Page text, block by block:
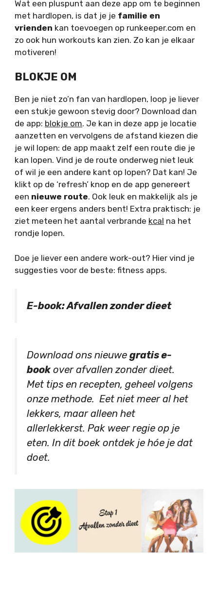
Wat een pluspunt aan deze app om te beginnen
met hardlopen, is dat je je familie en
vrienden kan toevoegen op runkeeper.com en
zo ook hun workouts kan zien. Zo kan je elkaar
motiveren!
BLOKJE OM
Ben je niet zo’n fan van hardlopen, loop je liever
een stukje gewoon stevig door? Download dan
de app: blokje om. Je kan in deze app je locatie
aanzetten en vervolgens de afstand kiezen die
je wil lopen: de app maakt zelf een route die je
kan lopen. Vind je de route onderweg niet leuk
of wil je een andere kant op lopen? Dat kan! Je
klikt op de ‘refresh’ knop en de app genereert
een nieuwe route. Ook leuk en makkelijk als je
een keer ergens anders bent! Extra praktisch: je
ziet meteen het aantal verbrande kcal na het
rondje lopen.
Doe je liever een andere work-out? Hier vind je
suggesties voor de beste: fitness apps.
E-book: Afvallen zonder dieet
Download ons nieuwe gratis e-
bookover afvallen zonder dieet.
Met tips en recepten, geheel volgens
onze methode. Eet niet meer al het
lekkers, maar alleen het
allerlekkerst. Pak weer regie op je
eten. In dit boek ontdek je hóe je dat
doet.